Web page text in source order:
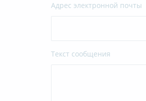
Адрес электронной почты
Текст сообщения